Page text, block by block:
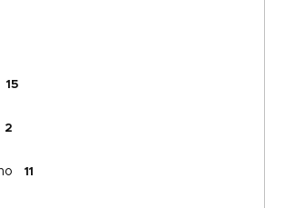
15
2
11